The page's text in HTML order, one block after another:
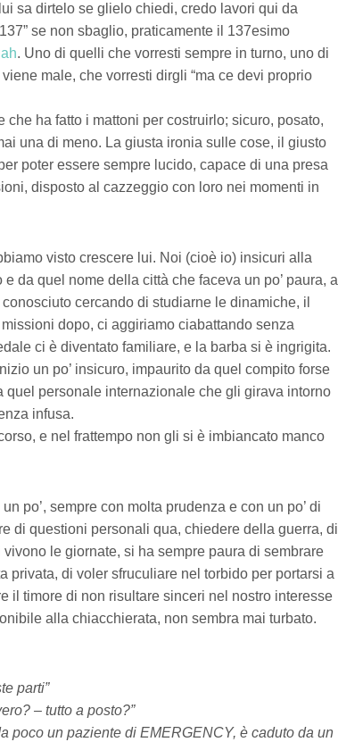
sa dirtelo se glielo chiedi, credo lavori qui da
se non sbaglio, praticamente il 137esimo
. Uno di quelli che vorresti sempre in turno, uno di
male, che vorresti dirgli “ma ce devi proprio
che ha fatto i mattoni per costruirlo; sicuro, posato,
una di meno. La giusta ironia sulle cose, il giusto
poter essere sempre lucido, capace di una presa
disposto al cazzeggio con loro nei momenti in
visto crescere lui. Noi (cioè io) insicuri alla
da quel nome della città che faceva un po’ paura, a
cercando di studiarne le dinamiche, il
dopo, ci aggiriamo ciabattando senza
ci è diventato familiare, e la barba si è ingrigita.
un po’ insicuro, impaurito da quel compito forse
quel personale internazionale che gli girava intorno
infusa.
e nel frattempo non gli si è imbiancato manco
po’, sempre con molta prudenza e con un po’ di
di questioni personali qua, chiedere della guerra, di
le giornate, si ha sempre paura di sembrare
privata, di voler sfruculiare nel torbido per portarsi a
il timore di non risultare sinceri nel nostro interesse
alla chiacchierata, non sembra mai turbato.
parti”
– tutto a posto?”
poco un paziente di EMERGENCY, è caduto da un